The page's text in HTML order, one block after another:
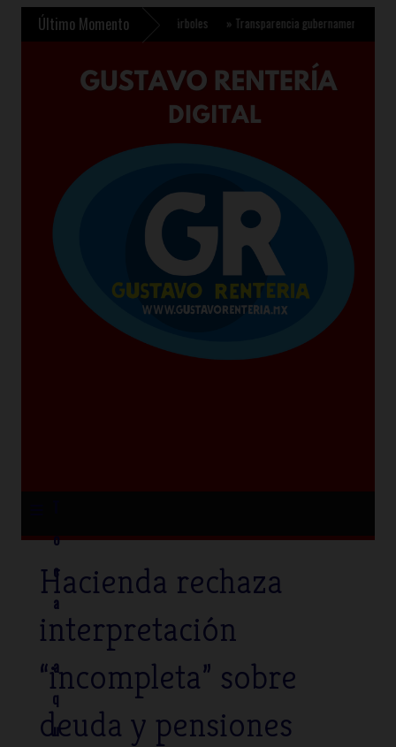
Último Momento
plantar 6.6 millones de árboles »Transparencia gubernamental se fortalece con
o
c
a
a
q
u
Hacienda rechaza
interpretación
“incompleta” sobre
deuda y pensiones